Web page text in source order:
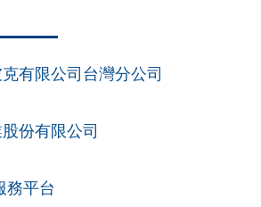
有限公司台灣分公司
份有限公司
務平台